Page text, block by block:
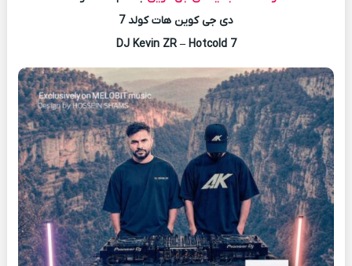
دی جی کوین هات کولد 7
DJ Kevin ZR – Hotcold 7